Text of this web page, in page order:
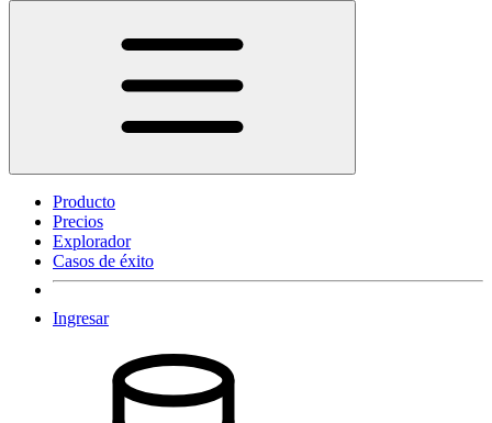
Producto
Precios
Explorador
Casos de éxito
Ingresar